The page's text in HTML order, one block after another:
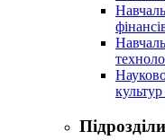
Підрозділи